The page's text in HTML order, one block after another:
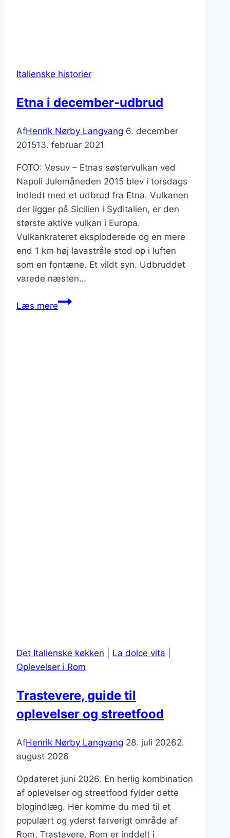
Italienske historier
Etna i december-udbrud
AfHenrik Nørby Langvang 6. december
201513. februar 2021
FOTO: Vesuv – Etnas søstervulkan ved
Napoli Julemåneden 2015 blev i torsdags
indledt med et udbrud fra Etna. Vulkanen
der ligger på Sicilien i SydItalien, er den
største aktive vulkan i Europa.
Vulkankrateret eksploderede og en mere
end 1 km høj lavastråle stod op i luften
som en fontæne. Et vildt syn. Udbruddet
varede næsten…
Læs mereEtna
Det Italienske køkken La dolce vita
Oplevelser i Rom
Trastevere, guide til
oplevelser og streetfood
AfHenrik Nørby Langvang 28. juli 20262.
august 2026
Opdateret juni 2026. En herlig kombination
af oplevelser og streetfood fylder dette
blogindlæg. Her komme du med til et
populært og yderst farverigt område af
Rom, Trastevere. Rom er inddelt i